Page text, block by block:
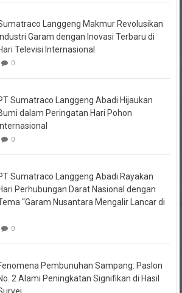
Pihak
Dipanggil
Langgeng Makmur Revolusikan
Industri Garam dengan Inovasi Terbaru di
Televisi Internasional
0
Sumatraco Langgeng Abadi Hijaukan
dalam Peringatan Hari Pohon
Internasional
0
Sumatraco Langgeng Abadi Rayakan
Perhubungan Darat Nasional dengan
“Garam Nusantara Mengalir Lancar di
0
Pembunuhan Sampang: Paslon
2 Alami Peningkatan Signifikan di Hasil